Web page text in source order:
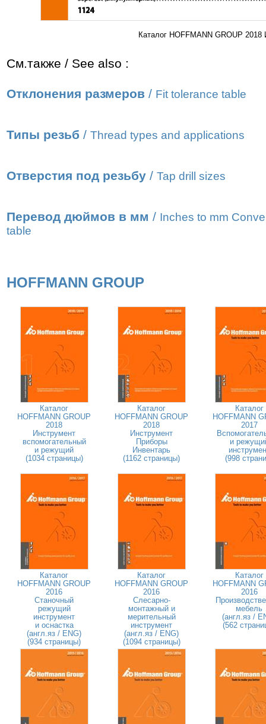
Каталог HOFFMANN GROUP
См.также / See also :
Отклонения размеров / Fit tolerance table
Типы резьб / Thread types and applications
Отверстия под резьбу / Tap drill sizes
Перевод дюймов в мм / Inches to mm
table
HOFFMANN GROUP
Каталог
HOFFMANN GROUP
2018
Инструмент
вспомогательный
и режущий
(1034 страницы)
Каталог
HOFFMANN GROUP
2018
Инструмент
Приборы
Инвентарь
(1162 страницы)
Каталог
HOFFMANN
2017
и
(998
Каталог
HOFFMANN GROUP
2016
Станочный
режущий
инструмент
и оснастка
(англ.яз / ENG)
(934 страницы)
Каталог
HOFFMANN GROUP
2016
Слесарно-
монтажный и
мерительный
инструмент
(англ.яз / ENG)
(1094 страницы)
Каталог
HOFFMANN
2016
мебель
(англ.яз /
(562